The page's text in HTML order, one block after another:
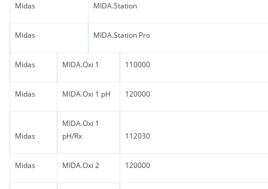
Midas MIDA.Station
Midas MIDA.Station Pro
Midas MIDA.Oxi 1 110000
Midas MIDA.Oxi 1 pH 120000
Midas
MIDA.Oxi 1
pH/Rx
112030
Midas MIDA.Oxi 2 120000